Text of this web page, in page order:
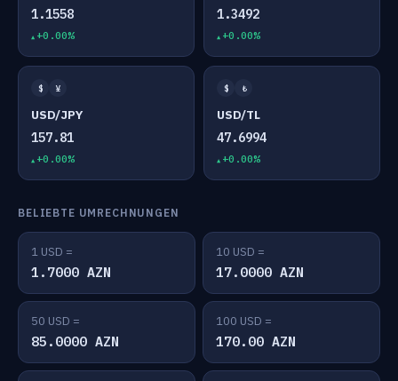
1.1558
+0.00%
1.3492
+0.00%
$ ¥
USD/JPY
157.81
+0.00%
$ ₺
USD/TL
47.6994
+0.00%
BELIEBTE UMRECHNUNGEN
1 USD =
1.7000 AZN
10 USD =
17.0000 AZN
50 USD =
85.0000 AZN
100 USD =
170.00 AZN